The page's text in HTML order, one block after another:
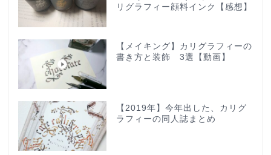
リグラフィー顔料インク【感想】
【メイキング】カリグラフィーの
書き方と装飾 3選【動画】
【2019年】今年出した、カリグ
ラフィーの同人誌まとめ